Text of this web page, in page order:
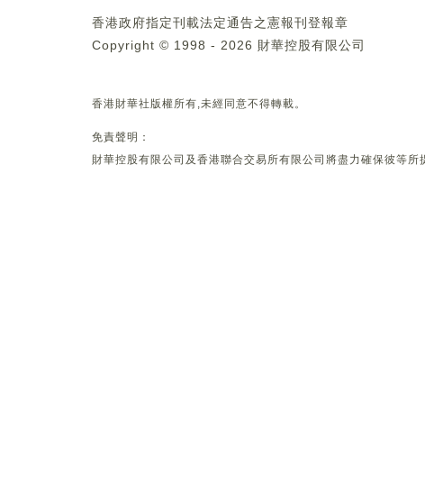
香港政府指定刊載法定通告之憲報刊登報章
Copyright © 1998 - 2026 財華控股有限公司
香港財華社版權所有,未經同意不得轉載。
免責聲明：
財華控股有限公司及香港聯合交易所有限公司將盡力確保彼等